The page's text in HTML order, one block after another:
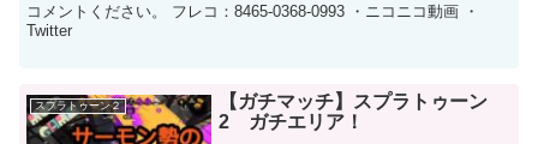
コメントください。 フレコ：8465-0368-0993 ・ニコニコ動画 ・
Twitter
スプラトゥーン２
【ガチマッチ】スプラトゥーン
2 ガチエリア！